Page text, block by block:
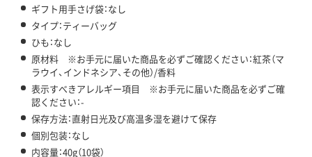
ギフト用手さげ袋：なし
タイプ：ティーバッグ
ひも：なし
原材料 ※お手元に届いた商品を必ずご確認ください：紅茶（マ
ラウイ、インドネシア、その他）/香料
表示すべきアレルギー項目 ※お手元に届いた商品を必ずご確
認ください：-
保存方法：直射日光及び高温多湿を避けて保存
個別包装：なし
内容量：40g（10袋）